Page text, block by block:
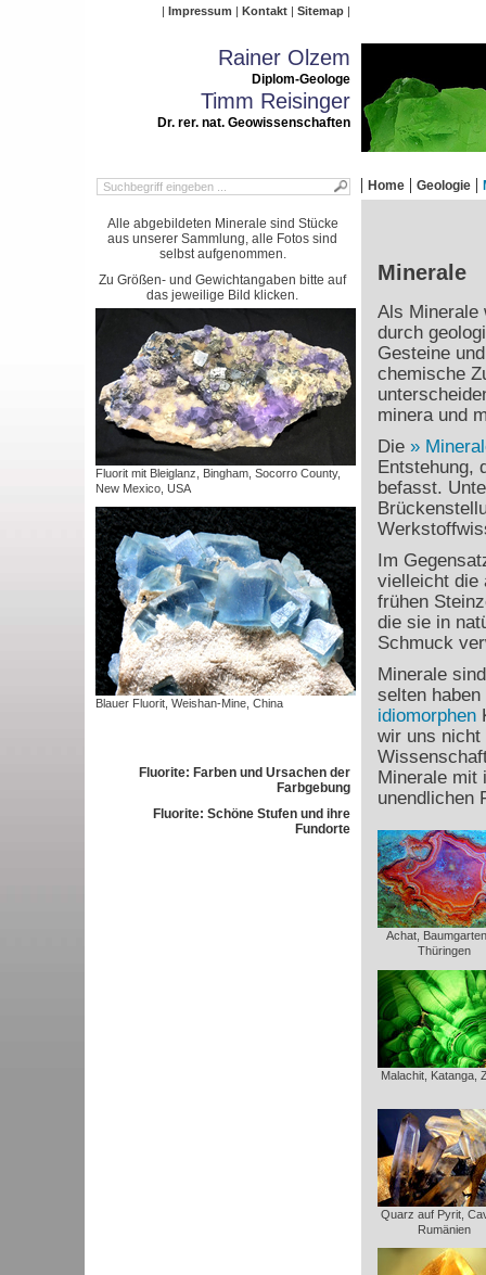
Impressum Kontakt Sitemap
Rainer Olzem
Diplom-Geologe
Timm Reisinger
Dr. rer. nat. Geowissenschaften
Home Geologie
Alle abgebildeten Minerale sind Stücke
aus unserer Sammlung, alle Fotos sind
selbst aufgenommen.
Zu Größen- und Gewichtangaben bitte auf
das jeweilige Bild klicken.
Fluorit mit Bleiglanz, Bingham, Socorro County,
New Mexico, USA
Blauer Fluorit, Weishan-Mine, China
Fluorite: Farben und Ursachen der
Farbgebung
Fluorite: Schöne Stufen und ihre
Fundorte
Minerale
Als Minerale
durch
Gesteine
chemische
minera und
Die
Entstehung,
befasst.
Im
vielleicht die
frühen
die sie in
Schmuck
Minerale
selten
idiomorphen
wir uns nicht
Minerale mit
unendlichen
Achat,
Thüringen
Malachit, Katanga,
Quarz auf Pyrit,
Rumänien